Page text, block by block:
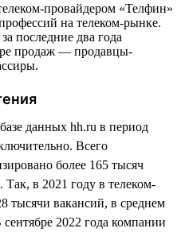
провайдером «Телфин»
на телеком-рынке.
последние два года
продаж — продавцы-
данных hh.ru в период
Всего
более 165 тысяч
в 2021 году в телеком-
тысячи вакансий, в среднем
2022 года компании